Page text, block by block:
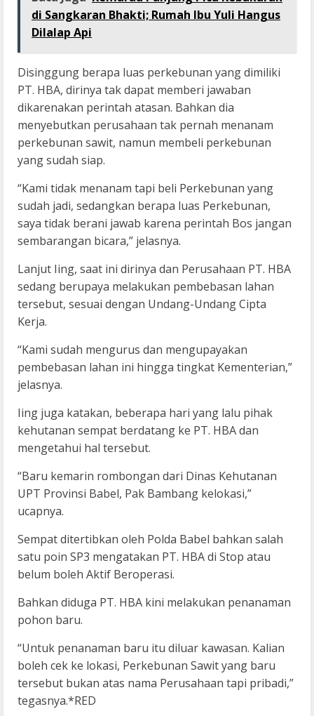
di Sangkaran Bhakti; Rumah Ibu Yuli Hangus
Dilalap Api
Disinggung berapa luas perkebunan yang dimiliki
PT. HBA, dirinya tak dapat memberi jawaban
dikarenakan perintah atasan. Bahkan dia
menyebutkan perusahaan tak pernah menanam
perkebunan sawit, namun membeli perkebunan
yang sudah siap.
“Kami tidak menanam tapi beli Perkebunan yang
sudah jadi, sedangkan berapa luas Perkebunan,
saya tidak berani jawab karena perintah Bos jangan
sembarangan bicara,” jelasnya.
Lanjut Iing, saat ini dirinya dan Perusahaan PT. HBA
sedang berupaya melakukan pembebasan lahan
tersebut, sesuai dengan Undang-Undang Cipta
Kerja.
“Kami sudah mengurus dan mengupayakan
pembebasan lahan ini hingga tingkat Kementerian,”
jelasnya.
Iing juga katakan, beberapa hari yang lalu pihak
kehutanan sempat berdatang ke PT. HBA dan
mengetahui hal tersebut.
“Baru kemarin rombongan dari Dinas Kehutanan
UPT Provinsi Babel, Pak Bambang kelokasi,”
ucapnya.
Sempat ditertibkan oleh Polda Babel bahkan salah
satu poin SP3 mengatakan PT. HBA di Stop atau
belum boleh Aktif Beroperasi.
Bahkan diduga PT. HBA kini melakukan penanaman
pohon baru.
“Untuk penanaman baru itu diluar kawasan. Kalian
boleh cek ke lokasi, Perkebunan Sawit yang baru
tersebut bukan atas nama Perusahaan tapi pribadi,”
tegasnya.*RED